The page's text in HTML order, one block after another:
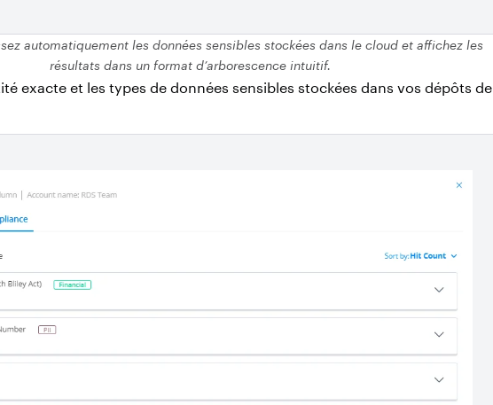
automatiquement les données sensibles stockées dans le cloud et affichez les
résultats dans un format d’arborescence intuitif.
exacte et les types de données sensibles stockées dans vos dépôts de